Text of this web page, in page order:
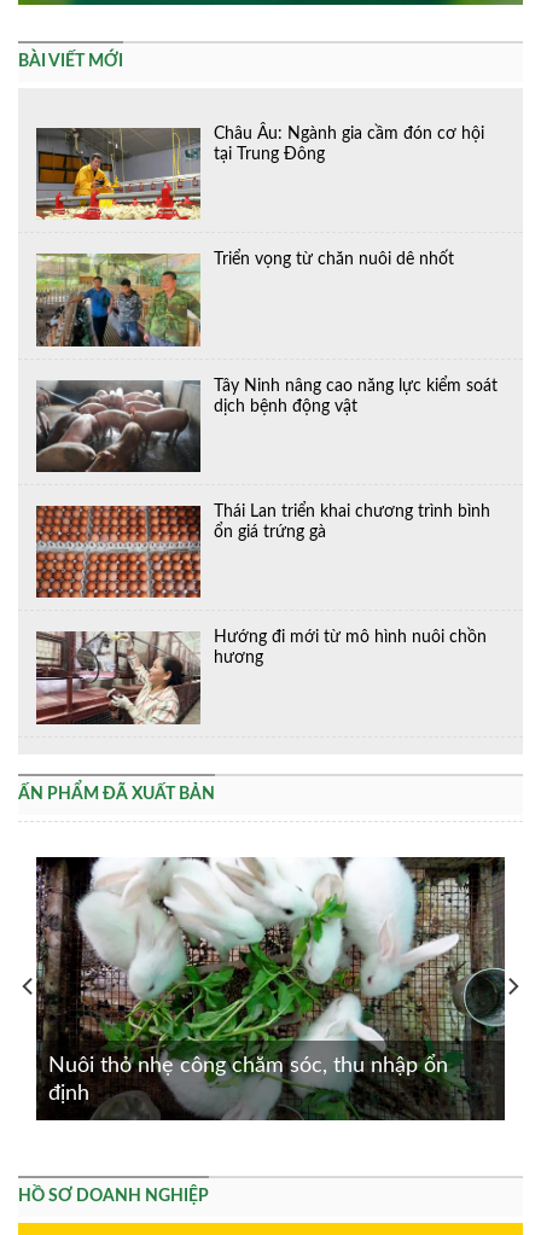
BÀI VIẾT MỚI
Châu Âu: Ngành gia cầm đón cơ hội
tại Trung Đông
Triển vọng từ chăn nuôi dê nhốt
Tây Ninh nâng cao năng lực kiểm soát
dịch bệnh động vật
Thái Lan triển khai chương trình bình
ổn giá trứng gà
Hướng đi mới từ mô hình nuôi chồn
hương
ẤN PHẨM ĐÃ XUẤT BẢN
Nuôi thỏ nhẹ công chăm sóc, thu nhập ổn
định
HỒ SƠ DOANH NGHIỆP